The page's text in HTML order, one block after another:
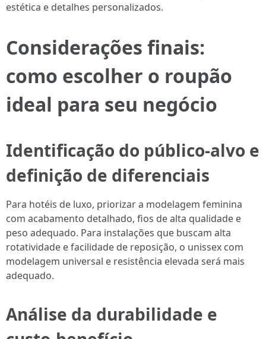
estética e detalhes personalizados.
Considerações finais:
como escolher o roupão
ideal para seu negócio
Identificação do público-alvo e
definição de diferenciais
Para hotéis de luxo, priorizar a modelagem feminina
com acabamento detalhado, fios de alta qualidade e
peso adequado. Para instalações que buscam alta
rotatividade e facilidade de reposição, o unissex com
modelagem universal e resistência elevada será mais
adequado.
Análise da durabilidade e